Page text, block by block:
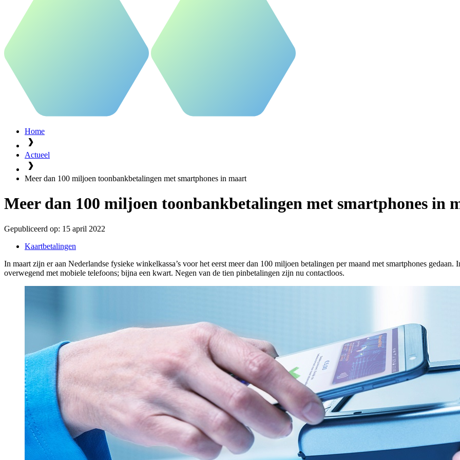
Home
Actueel
Meer dan 100 miljoen toonbankbetalingen met smartphones in maart
Meer dan 100 miljoen toonbankbetalingen met smartphones in
Gepubliceerd op: 15 april 2022
Kaartbetalingen
In maart zijn er aan Nederlandse fysieke winkelkassa’s voor het eerst meer dan 100 miljoen betalingen per maand met smartphones
overwegend met mobiele telefoons; bijna een kwart. Negen van de tien pinbetalingen zijn nu contactloos.